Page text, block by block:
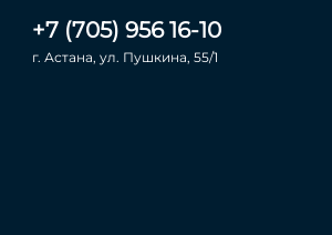
+7 (705) 956 16-10
г. Астана, ул. Пушкина, 55/1